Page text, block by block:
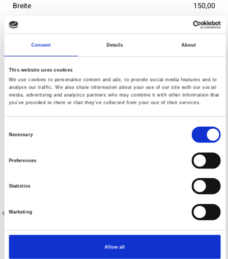
Consent Details About
This website uses cookies
We use cookies to personalise content and ads, to provide social media features and to
analyse our traffic. We also share information about your use of our site with our social
media, advertising and analytics partners who may combine it with other information that
you’ve provided to them or that they’ve collected from your use of their services.
Necessary
Preferences
Statistics
Marketing
Allow all
Breite
150,00
Material
100% Baumwollpopeline
Gewicht pro Quadratmeter
(m2)
0,100 Kg.
Sie können auch mögen
AVALANA Jersey Solid